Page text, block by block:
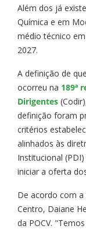
Além dos já
Química e em
médio técnico
2027.
A definição de
ocorreu na 189ª
Dirigentes
definição foram
critérios
alinhados às
Institucional
iniciar a oferta
De acordo com a
Centro, Daiane
da POCV.